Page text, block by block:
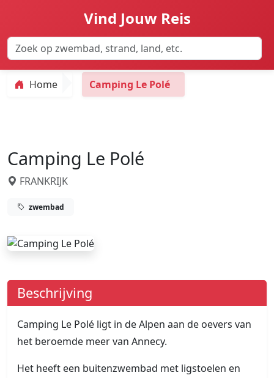
Vind Jouw Reis
Home Camping Le Polé
Camping Le Polé
FRANKRIJK
zwembad
Beschrijving
Camping Le Polé ligt in de Alpen aan de oevers van
het beroemde meer van Annecy.
Het heeft een buitenzwembad met ligstoelen en